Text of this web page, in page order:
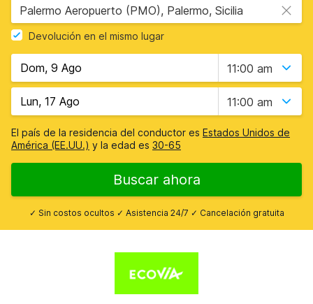
Palermo Aeropuerto (PMO), Palermo, Sicilia
Devolución en el mismo lugar
11:00 am
11:00 am
El país de la residencia del conductor es Estados Unidos de
América (EE.UU.) y la edad es 30-65
Buscar ahora
✓ Sin costos ocultos ✓ Asistencia 24/7 ✓ Cancelación gratuita